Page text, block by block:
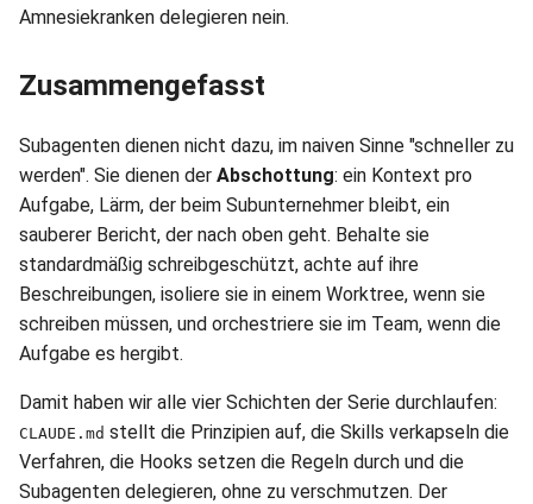
Amnesiekranken delegieren nein.
Zusammengefasst
Subagenten dienen nicht dazu, im naiven Sinne "schneller zu
werden". Sie dienen der Abschottung: ein Kontext pro
Aufgabe, Lärm, der beim Subunternehmer bleibt, ein
sauberer Bericht, der nach oben geht. Behalte sie
standardmäßig schreibgeschützt, achte auf ihre
Beschreibungen, isoliere sie in einem Worktree, wenn sie
schreiben müssen, und orchestriere sie im Team, wenn die
Aufgabe es hergibt.
Damit haben wir alle vier Schichten der Serie durchlaufen:
CLAUDE.md stellt die Prinzipien auf, die Skills verkapseln die
Verfahren, die Hooks setzen die Regeln durch und die
Subagenten delegieren, ohne zu verschmutzen. Der